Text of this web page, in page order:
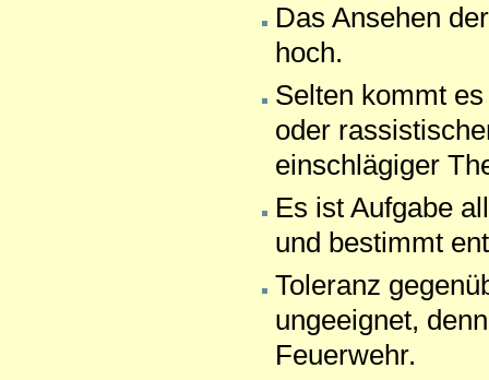
Das Ansehen
hoch.
Selten kommt
oder
einschlägiger
Es ist Aufgabe
und bestimmt
Toleranz
ungeeignet,
Feuerwehr.